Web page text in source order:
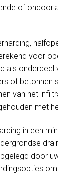
of
voor
als onderdeel
of betonnen
van het
met
in een
door